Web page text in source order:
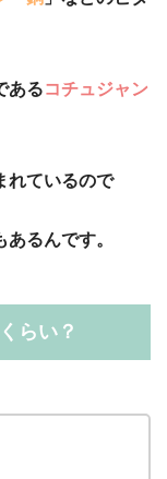
あるコチュジャン
れているので
るんです。
らい？